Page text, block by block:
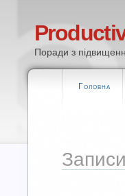
Поради з
Головна